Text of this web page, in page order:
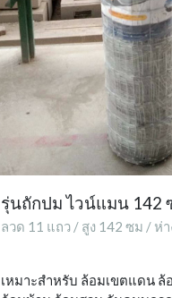
รุ่นถักปม ไวน์แมน 142
ลวด 11 แถว / สูง 142 ซม / ห่
เหมาะสำหรับ ล้อมเขตแดน